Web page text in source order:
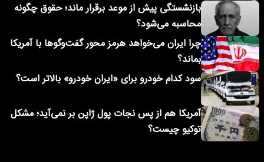
بازنشستگی پیش از موعد برقرار ماند؛ حقوق چگونه
محاسبه می‌شود؟
چرا ایران می‌خواهد هرمز محور گفت‌وگوها با آمریکا
بماند؟
سود کدام خودرو برای «ایران خودرو» بالاتر است؟
آمریکا هم از پس نجات پول ژاپن بر نمی‌آید؛ مشکل
توکیو چیست؟